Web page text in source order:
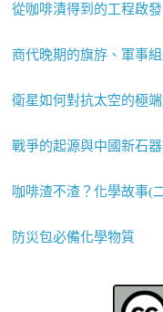
從咖啡漬得到的工程啟
商代晚期的旗斿、軍事
衛星如何對抗太空的極
戰爭的起源與中國新石
咖啡渣不渣？化學故事(
防災包必備化學物質